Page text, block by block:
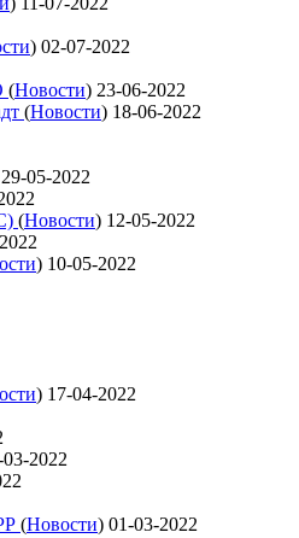
) 02-07-2022
(Новости) 23-06-2022
(Новости) 18-06-2022
29-05-2022
(Новости) 12-05-2022
) 10-05-2022
) 17-04-2022
03-2022
(Новости) 01-03-2022